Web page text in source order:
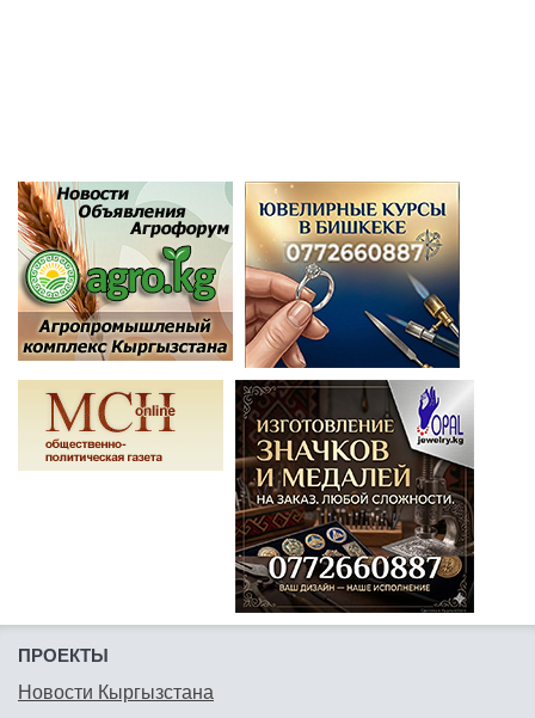
ПРОЕКТЫ
Новости Кыргызстана